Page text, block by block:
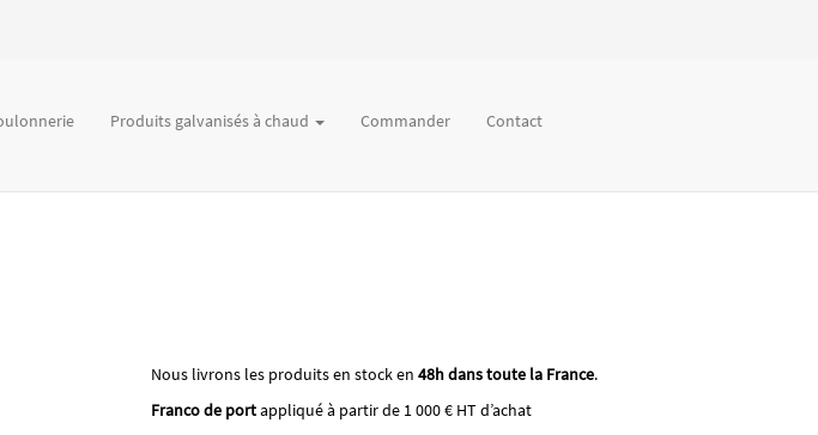
Produits galvanisés à chaud Commander Contact
Nous livrons les produits en stock en 48h dans toute la France.
Franco de portappliqué à partir de 1 000 € HT d’achat